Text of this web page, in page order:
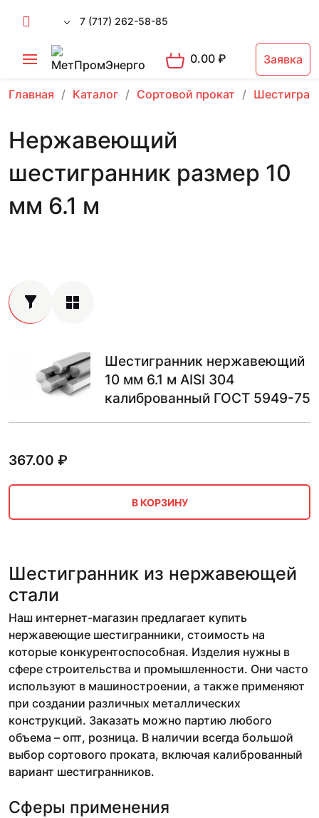
7 (717) 262-58-85
0.00₽ Заявка
Главная Каталог Сортовой прокат
Нержавеющий
шестигранник размер 10
мм 6.1 м
Шестигранник нержавеющий
10 мм 6.1 м AISI 304
калиброванный ГОСТ 5949-75
367.00 ₽
В КОРЗИНУ
Шестигранник из нержавеющей
стали
Наш интернет-магазин предлагает купить
нержавеющие шестигранники, стоимость на
которые конкурентоспособная. Изделия нужны в
сфере строительства и промышленности. Они часто
используют в машиностроении, а также применяют
при создании различных металлических
конструкций. Заказать можно партию любого
объема – опт, розница. В наличии всегда большой
выбор сортового проката, включая калиброванный
вариант шестигранников.
Сферы применения